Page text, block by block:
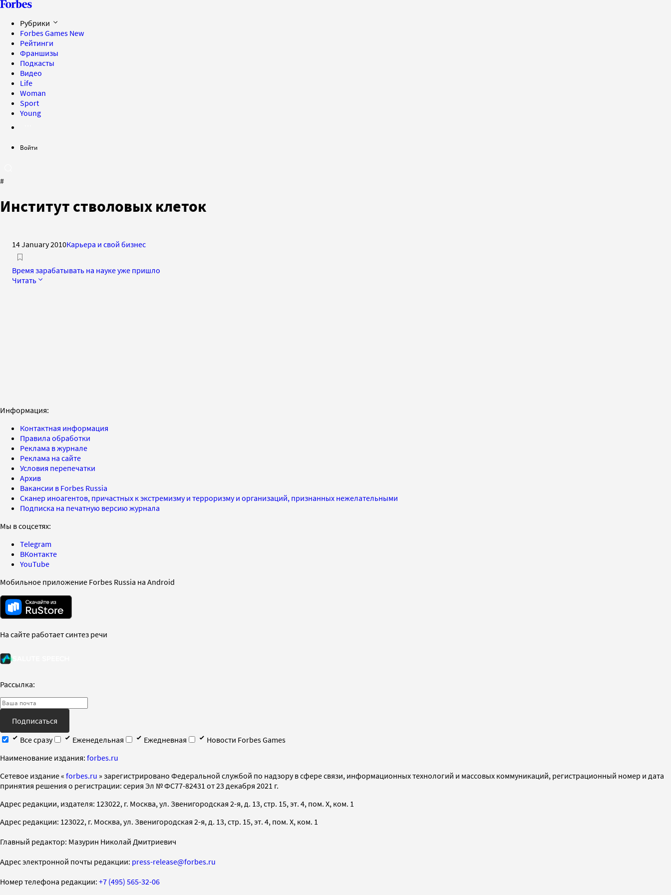
Рубрики
Forbes Games New
Рейтинги
Франшизы
Подкасты
Видео
Life
Woman
Sport
Young
Войти
#
Институт стволовых клеток
14 January 2010Карьера и свой бизнес
Время зарабатывать на науке уже пришло
Читать
Информация:
Контактная информация
Правила обработки
Реклама в журнале
Реклама на сайте
Условия перепечатки
Архив
Вакансии в Forbes Russia
Сканер иноагентов, причастных к экстремизму и терроризму и организаций, признанных нежелательными
Подписка на печатную версию журнала
Мы в соцсетях:
Telegram
ВКонтакте
YouTube
Мобильное приложение Forbes Russia на Android
На сайте работает синтез речи
Рассылка:
Подписаться
Все сразу
Еженедельная Ежедневная
Новости Forbes Games
Наименование издания: forbes.ru
Cетевое издание « forbes.ru » зарегистрировано Федеральной службой по надзору в сфере связи, информационных технологий и массовых коммуникаций, регистрационный номер и дата
принятия решения о регистрации: серия Эл № ФС77-82431 от 23 декабря 2021 г.
Адрес редакции, издателя: 123022, г. Москва, ул. Звенигородская 2-я, д. 13, стр. 15, эт. 4, пом. X, ком. 1
Адрес редакции: 123022, г. Москва, ул. Звенигородская 2-я, д. 13, стр. 15, эт. 4, пом. X, ком. 1
Главный редактор: Мазурин Николай Дмитриевич
Адрес электронной почты редакции: press-release@forbes.ru
Номер телефона редакции: +7 (495) 565-32-06